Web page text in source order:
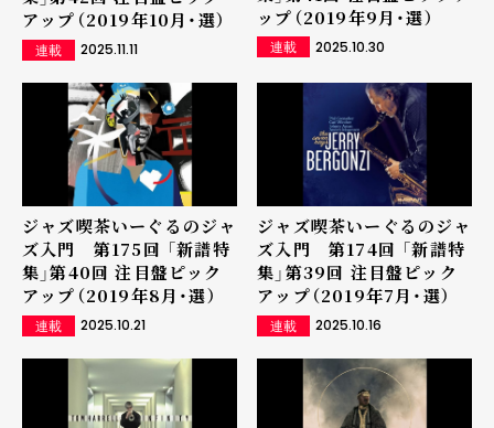
アップ（2019年10月・選）
連載 2025.11.11
ップ（2019年9月・選）
連載 2025.10.30
ジャズ喫茶いーぐるのジャ
ズ入門 第175回 「新譜特
集」第40回 注目盤ピック
アップ（2019年8月・選）
連載 2025.10.21
ジャズ喫茶いーぐるのジャ
ズ入門 第174回 「新譜特
集」第39回 注目盤ピック
アップ（2019年7月・選）
連載 2025.10.16